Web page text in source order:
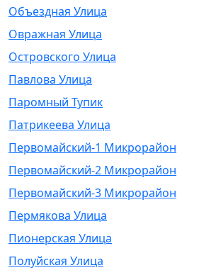
Объездная Улица
Овражная Улица
Островского Улица
Павлова Улица
Паромный Тупик
Патрикеева Улица
Первомайский-1 Микрорайон
Первомайский-2 Микрорайон
Первомайский-3 Микрорайон
Пермякова Улица
Пионерская Улица
Полуйская Улица